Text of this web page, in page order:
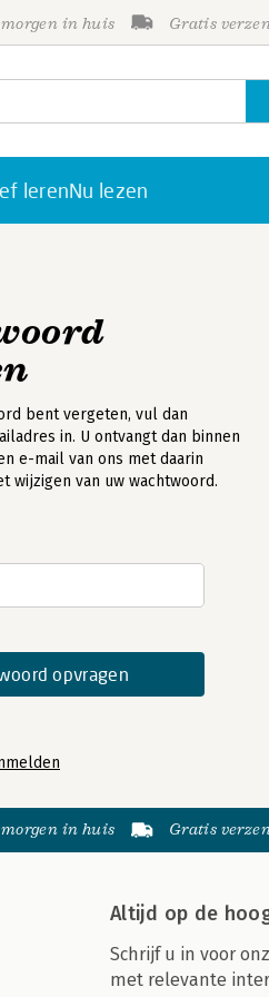
in huis Gratis
lerenNu lezen
bent vergeten, vul dan
in. U ontvangt dan binnen
e-mail van ons met daarin
wijzigen van uw wachtwoord.
in huis Gratis
Altijd op de
Schrijf u in voor
met relevante